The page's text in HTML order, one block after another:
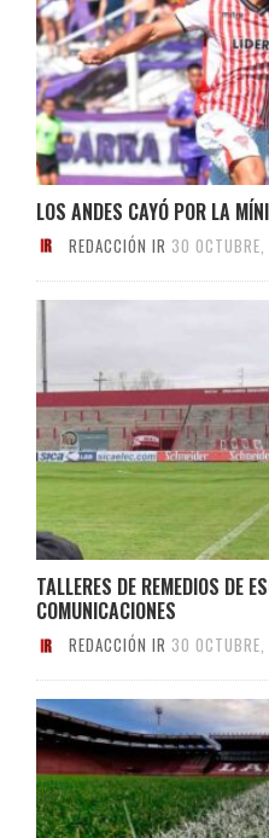
LOS ANDES CAYÓ POR LA
REDACCIÓN IR 30
TALLERES DE REMEDIOS DE
COMUNICACIONES
REDACCIÓN IR 30